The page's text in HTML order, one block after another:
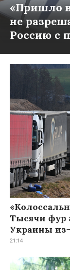
«Пришло
не
Россию с
Тысячи фур
Украины
21:14